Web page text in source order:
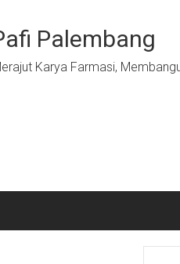
Palembang
Karya Farmasi,